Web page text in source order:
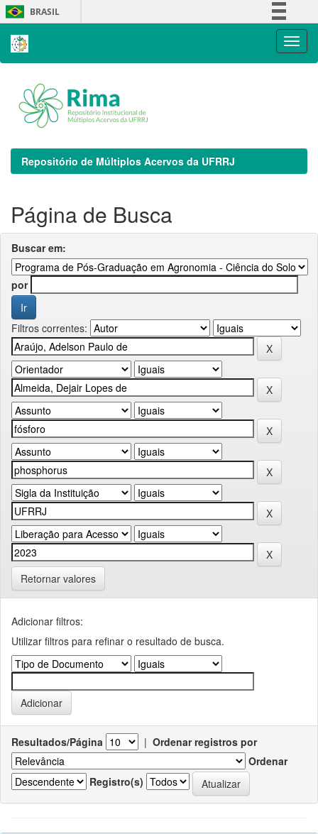
Skip
navigation
BRASIL
Repositório de Múltiplos Acervos da UFRRJ
Página de Busca
Buscar em:
por
Filtros correntes:
Retornar valores
Adicionar filtros:
Utilizar filtros para refinar o resultado de busca.
Resultados/Página | Ordenar registros por
Ordenar
Registro(s)